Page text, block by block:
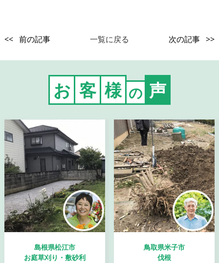
<< 前の記事 一覧に戻る 次の記事 >>
お 客 様 の 声
島根県松江市
お庭草刈り・敷砂利
鳥取県米子市
伐根